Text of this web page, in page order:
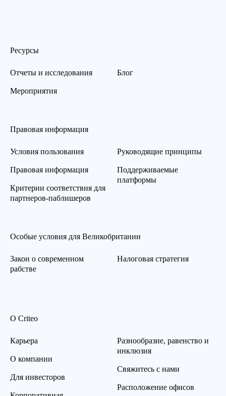
Ресурсы
Отчеты и исследования
Мероприятия
Блог
Правовая информация
Условия пользования
Правовая информация
Критерии соответствия для
партнеров-паблишеров
Руководящие принципы
Поддерживаемые
платформы
Особые условия для Великобритании
Закон о современном
рабстве
Налоговая стратегия
О Criteo
Карьера
О компании
Для инвесторов
Разнообразие, равенство и
инклюзия
Свяжитесь с нами
Расположение офисов